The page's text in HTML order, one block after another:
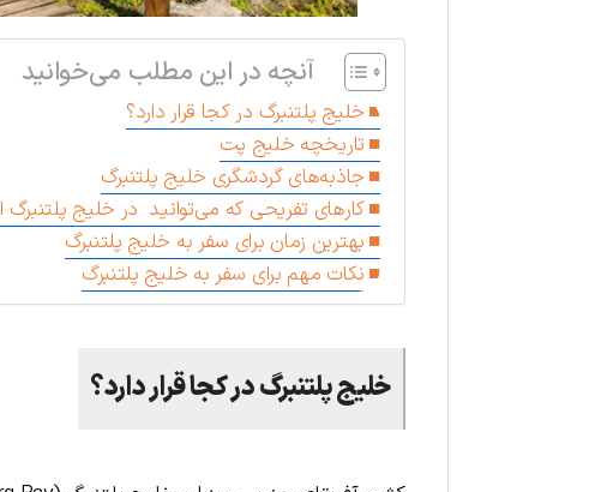
آنچه در این مطلب می‌خوانید
خلیج پلتنبرگ در کجا قرار دارد؟
تاریخچه خلیج پت
جاذبه‌های گردشگری خلیج پلتنبرگ
کارهای تفریحی که می‌توانید در خلیج پلتنبرگ
بهترین زمان برای سفر به خلیج پلتنبرگ
نکات مهم برای سفر به خلیج پلتنبرگ
خلیج پلتنبرگ در کجا قرار دارد؟